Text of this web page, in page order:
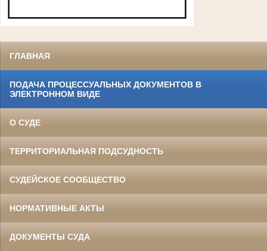
ГЛАВНАЯ
ПОДАЧА ПРОЦЕССУАЛЬНЫХ ДОКУМЕНТОВ В
ЭЛЕКТРОННОМ ВИДЕ
О СУДЕ
ТЕРРИТОРИАЛЬНАЯ ПОДСУДНОСТЬ
СУДЕЙСКОЕ СООБЩЕСТВО
НОРМАТИВНЫЕ АКТЫ
ДОКУМЕНТЫ СУДА